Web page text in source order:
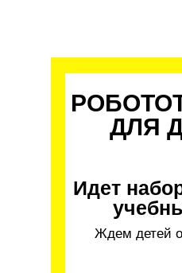
Идет
Ждем детей
ДЛЯ